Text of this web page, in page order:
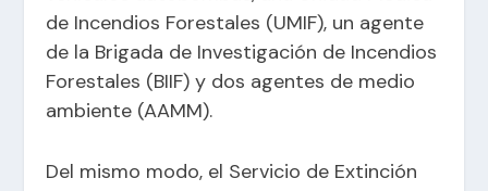
de Incendios Forestales (UMIF), un agente
de la Brigada de Investigación de Incendios
Forestales (BIIF) y dos agentes de medio
ambiente (AAMM).
Del mismo modo, el Servicio de Extinción